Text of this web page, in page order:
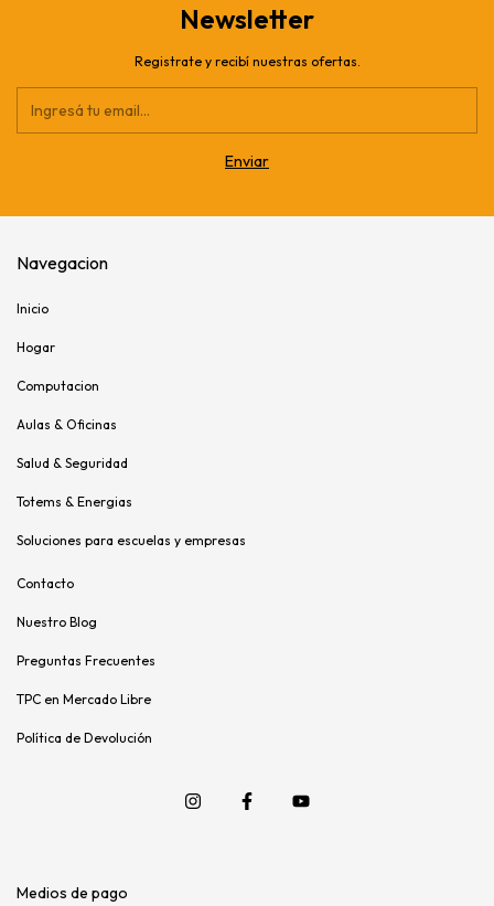
Newsletter
Registrate y recibí nuestras ofertas.
Navegacion
Inicio
Hogar
Computacion
Aulas & Oficinas
Salud & Seguridad
Totems & Energias
Soluciones para escuelas y empresas
Contacto
Nuestro Blog
Preguntas Frecuentes
TPC en Mercado Libre
Política de Devolución
Medios de pago